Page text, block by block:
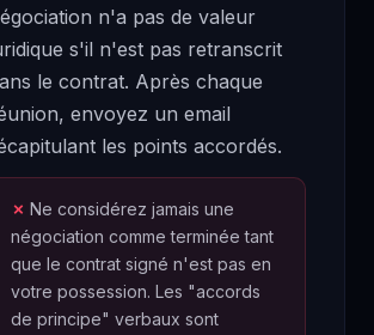
n'a pas de valeur
s'il n'est pas retranscrit
le contrat. Après chaque
envoyez un email
les points accordés.
Ne considérez jamais une
négociation comme terminée tant
que le contrat signé n'est pas en
votre possession. Les "accords
de principe" verbaux sont